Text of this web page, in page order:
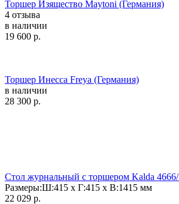
Торшер Изящество Maytoni (Германия)
4 отзыва
в наличии
19 600 р.
Торшер Инесса Freya (Германия)
в наличии
28 300 р.
Стол журнальный с торшером Kalda
Размеры:Ш:415 x Г:415 x В:1415 мм
22 029 р.